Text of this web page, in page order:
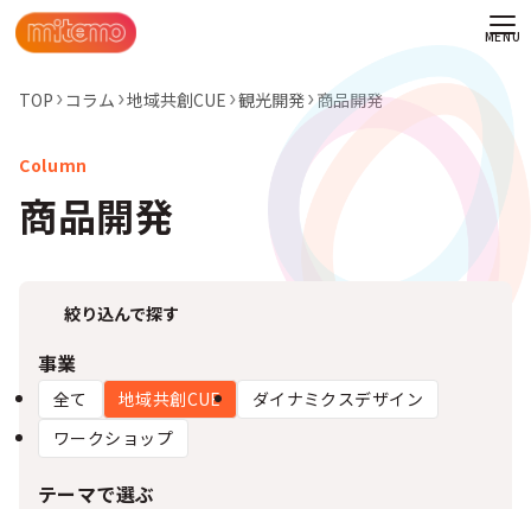
TOP コラム 地域共創CUE 観光開発 商品開発
商品開発
絞り込んで探す
事業
全て 地域共創CUE
ダイナミクスデザイン
ワークショップ
テーマで選ぶ